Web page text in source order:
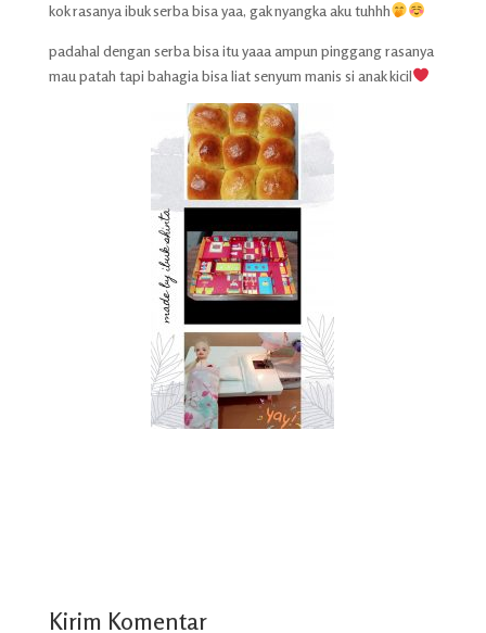
kok rasanya ibuk serba bisa yaa, gak nyangka aku tuhhh
padahal dengan serba bisa itu yaaa ampun pinggang rasanya
mau patah tapi bahagia bisa liat senyum manis si anak kicil
Kirim Komentar